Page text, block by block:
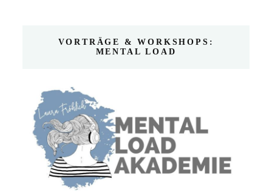
VORTRÄGE & WORKSHOPS:
MENTAL LOAD